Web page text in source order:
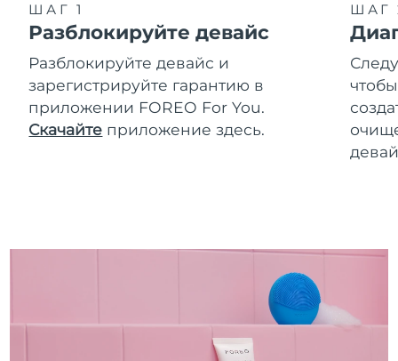
ШАГ 1
Разблокируйте девайс
Разблокируйте девайс и
зарегистрируйте гарантию в
приложении FOREO For You.
Скачайте приложение здесь.
ШАГ